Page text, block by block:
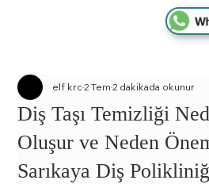
Diş Taşı Temizliği
Oluşur ve Neden
Sarıkaya Diş
elf krc2 Tem2 dakikada okunur